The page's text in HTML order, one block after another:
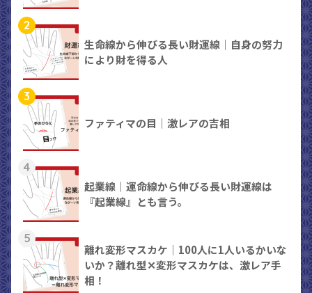
2
生命線から伸びる長い財運線｜自身の努力
により財を得る人
3
ファティマの目｜激レアの吉相
4
起業線｜運命線から伸びる長い財運線は
『起業線』とも言う。
5
離れ変形マスカケ｜100人に1人いるかいな
いか？離れ型✕変形マスカケは、激レア手
相！